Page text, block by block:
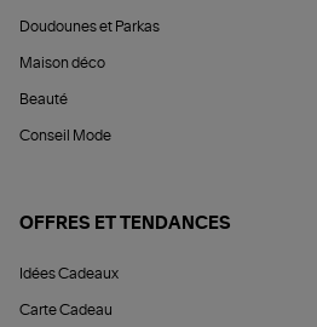
Doudounes et Parkas
Maison déco
Beauté
Conseil Mode
OFFRES ET TENDANCES
Idées Cadeaux
Carte Cadeau